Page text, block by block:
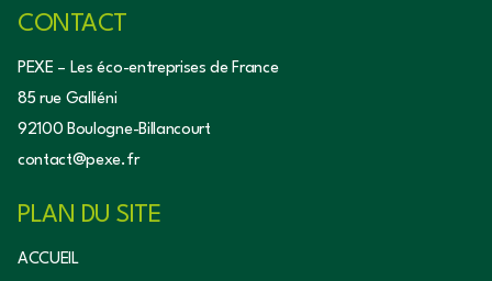
CONTACT
PEXE – Les éco-entreprises de France
85 rue Galliéni
92100 Boulogne-Billancourt
contact@pexe.fr
PLAN DU SITE
ACCUEIL